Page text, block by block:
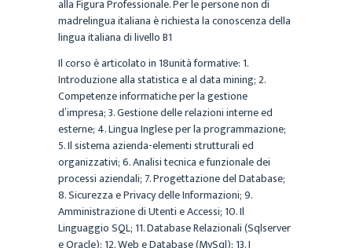
alla Figura Professionale. Per le persone non di
madrelingua italiana è richiesta la conoscenza della
lingua italiana di livello B1
Il corso è articolato in 18unità formative: 1.
Introduzione alla statistica e al data mining; 2.
Competenze informatiche per la gestione
d’impresa; 3. Gestione delle relazioni interne ed
esterne; 4. Lingua Inglese per la programmazione;
5. Il sistema azienda-elementi strutturali ed
organizzativi; 6. Analisi tecnica e funzionale dei
processi aziendali; 7. Progettazione del Database;
8. Sicurezza e Privacy delle Informazioni; 9.
Amministrazione di Utenti e Accessi; 10. Il
Linguaggio SQL; 11. Database Relazionali (Sqlserver